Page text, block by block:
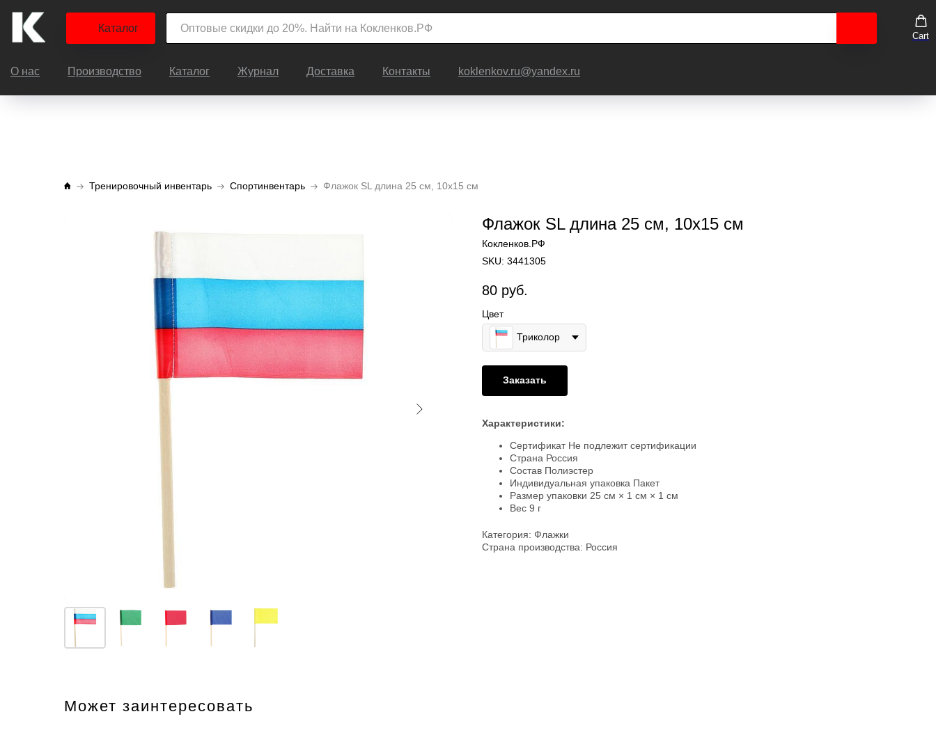
Каталог
Cart
О нас Производство Каталог Журнал Доставка Контакты koklenkov.ru@yandex.ru
Тренировочный инвентарь Спортинвентарь Флажок SL длина 25 см, 10x15 см
Флажок SL длина 25 см, 10x15 см
Кокленков.РФ
SKU: 3441305
80 руб.
Цвет
Триколор
Заказать
Характеристики:
Сертификат Не подлежит сертификации
Страна Россия
Состав Полиэстер
Индивидуальная упаковка Пакет
Размер упаковки 25 см × 1 см × 1 см
Вес 9 г
Категория: Флажки
Страна производства: Россия
Может заинтересовать